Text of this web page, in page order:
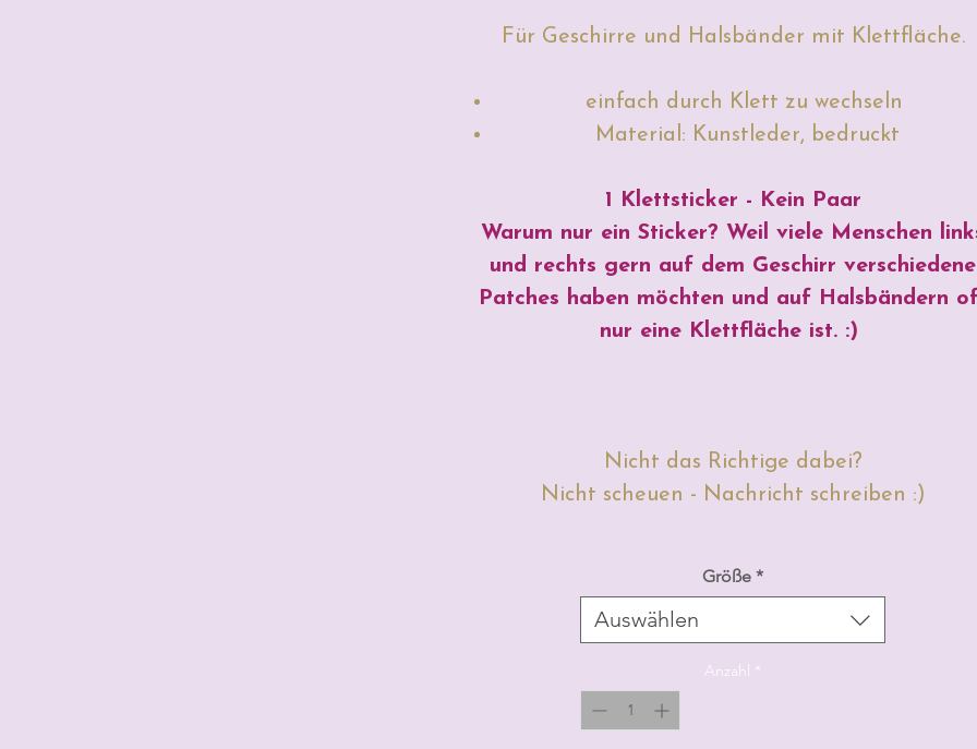
Für Geschirre und Halsbänder mit Klettfläche.
einfach durch Klett zu wechseln
Material: Kunstleder, bedruckt
1 Klettsticker - Kein Paar
Warum nur ein Sticker? Weil viele Menschen
und rechts gern auf dem Geschirr verschiedene
Patches haben möchten und auf Halsbändern
nur eine Klettfläche ist. :)
Nicht das Richtige dabei?
Nicht scheuen - Nachricht schreiben :)
Größe *
Auswählen
Anzahl *